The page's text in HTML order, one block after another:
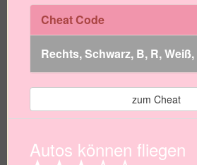
Cheat Code
Rechts, Schwarz, B, R,
zum Cheat
Autos können fliegen